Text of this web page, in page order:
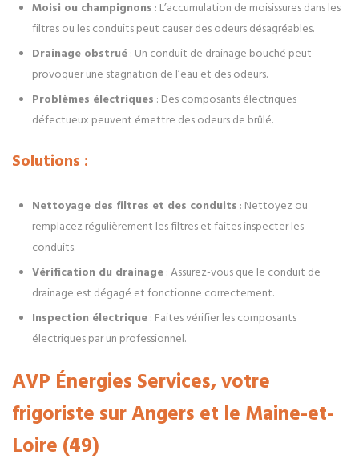
Moisi ou champignons : L’accumulation de moisissures dans les
filtres ou les conduits peut causer des odeurs désagréables.
Drainage obstrué : Un conduit de drainage bouché peut
provoquer une stagnation de l’eau et des odeurs.
Problèmes électriques : Des composants électriques
défectueux peuvent émettre des odeurs de brûlé.
Solutions :
Nettoyage des filtres et des conduits : Nettoyez ou
remplacez régulièrement les filtres et faites inspecter les
conduits.
Vérification du drainage : Assurez-vous que le conduit de
drainage est dégagé et fonctionne correctement.
Inspection électrique : Faites vérifier les composants
électriques par un professionnel.
AVP Énergies Services, votre
frigoriste sur Angers et le Maine-et-
Loire (49)